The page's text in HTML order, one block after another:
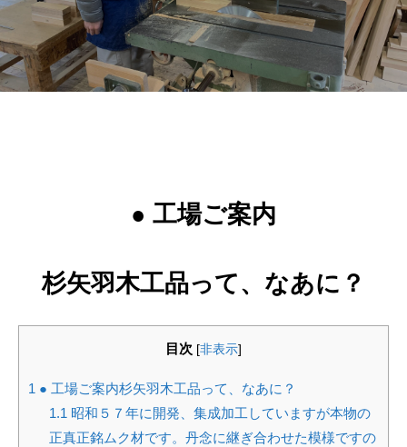
● 工場ご案内
杉矢羽木工品って、なあに？
目次 [非表示]
1 ● 工場ご案内杉矢羽木工品って、なあに？
1.1 昭和５７年に開発、集成加工していますが本物の
正真正銘ムク材です。丹念に継ぎ合わせた模様ですの